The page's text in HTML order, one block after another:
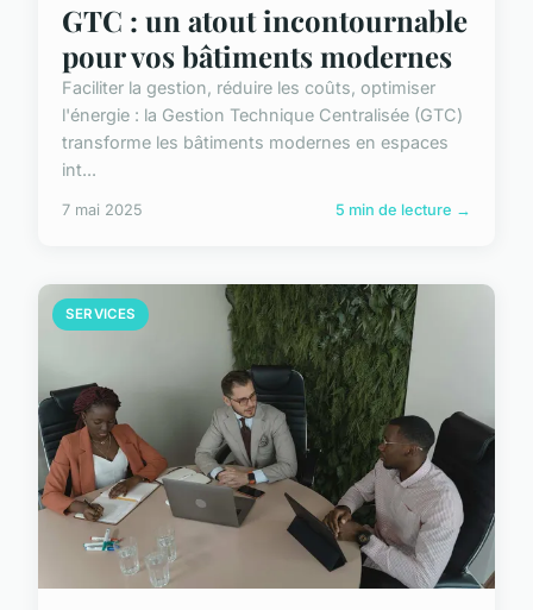
GTC : un atout incontournable
pour vos bâtiments modernes
Faciliter la gestion, réduire les coûts, optimiser
l'énergie : la Gestion Technique Centralisée (GTC)
transforme les bâtiments modernes en espaces
int...
7 mai 2025 5 min de lecture →
SERVICES